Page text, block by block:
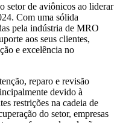
setor de aviônicos ao liderar
Com uma sólida
pela indústria de MRO
aos seus clientes,
e excelência no
reparo e revisão
devido à
restrições na cadeia de
do setor, empresas